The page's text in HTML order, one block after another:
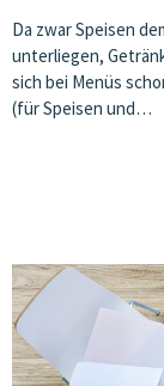
Da zwar Speisen
unterliegen,
sich bei Menüs
(für Speisen und…